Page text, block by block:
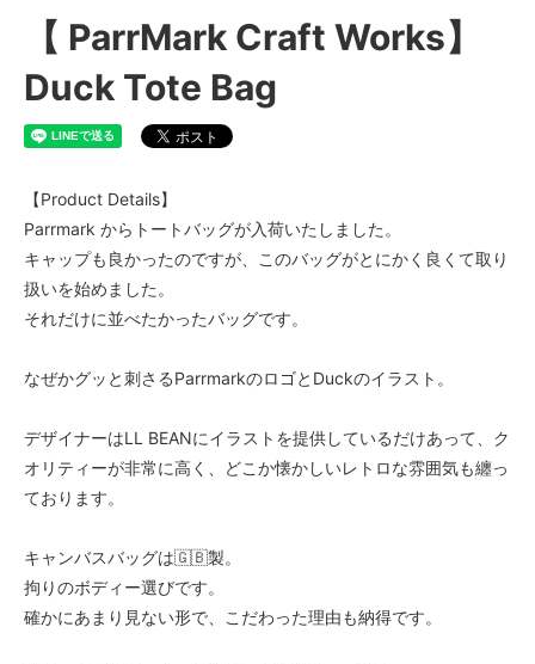
【 ParrMark Craft Works】
Duck Tote Bag
【Product Details】
Parrmark からトートバッグが入荷いたしました。
キャップも良かったのですが、このバッグがとにかく良くて取り
扱いを始めました。
それだけに並べたかったバッグです。
なぜかグッと刺さるParrmarkのロゴとDuckのイラスト。
デザイナーはLL BEANにイラストを提供しているだけあって、ク
オリティーが非常に高く、どこか懐かしいレトロな雰囲気も纏っ
ております。
キャンバスバッグは🇬🇧製。
拘りのボディー選びです。
確かにあまり見ない形で、こだわった理由も納得です。